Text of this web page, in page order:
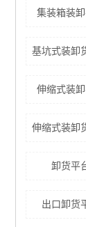
集装箱装
基坑式装卸
伸缩式装
伸缩式装卸
卸货平
出口卸货